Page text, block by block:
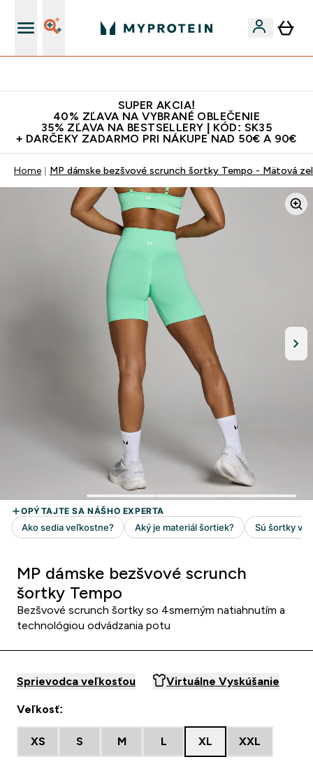
SUPER AKCIA!
40% ZĽAVA NA VYBRANÉ OBLEČENIE
35% ZĽAVA NA BESTSELLERY | KÓD: SK35
+ DARČEKY ZADARMO PRI NÁKUPE NAD 50€ A 90€
Home MP dámske bezšvové scrunch šortky Tempo - Mätová
MP dámske bezšvové scrunch
šortky Tempo
Bezšvové scrunch šortky so 4smerným natiahnutím a
technológiou odvádzania potu
Sprievodca veľkosťou Virtuálne Vyskúšanie
Veľkosť:
XS S M L XL XXL